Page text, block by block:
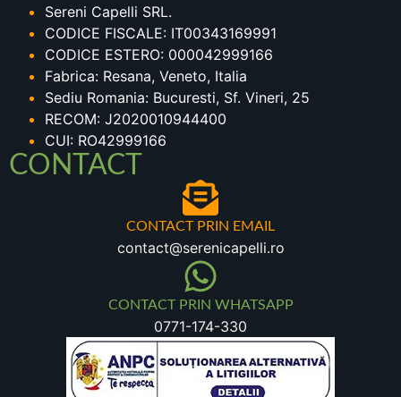
Sereni Capelli SRL.
CODICE FISCALE: IT00343169991
CODICE ESTERO: 000042999166
Fabrica: Resana, Veneto, Italia
Sediu Romania: Bucuresti, Sf. Vineri, 25
RECOM: J2020010944400
CUI: RO42999166
CONTACT
CONTACT PRIN EMAIL
contact@serenicapelli.ro
CONTACT PRIN WHATSAPP
0771-174-330